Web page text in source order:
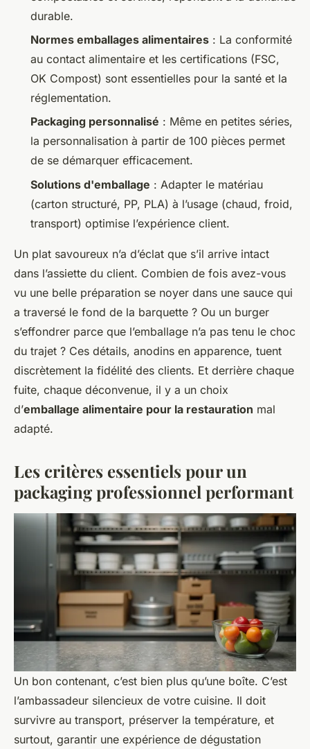
durable.
Normes emballages alimentaires : La conformité
au contact alimentaire et les certifications (FSC,
OK Compost) sont essentielles pour la santé et la
réglementation.
Packaging personnalisé : Même en petites séries,
la personnalisation à partir de 100 pièces permet
de se démarquer efficacement.
Solutions d'emballage : Adapter le matériau
(carton structuré, PP, PLA) à l’usage (chaud, froid,
transport) optimise l’expérience client.
Un plat savoureux n’a d’éclat que s’il arrive intact
dans l’assiette du client. Combien de fois avez-vous
vu une belle préparation se noyer dans une sauce qui
a traversé le fond de la barquette ? Ou un burger
s’effondrer parce que l’emballage n’a pas tenu le choc
du trajet ? Ces détails, anodins en apparence, tuent
discrètement la fidélité des clients. Et derrière chaque
fuite, chaque déconvenue, il y a un choix
d’emballage alimentaire pour la restauration mal
adapté.
Les critères essentiels pour un
packaging professionnel performant
Un bon contenant, c’est bien plus qu’une boîte. C’est
l’ambassadeur silencieux de votre cuisine. Il doit
survivre au transport, préserver la température, et
surtout, garantir une expérience de dégustation